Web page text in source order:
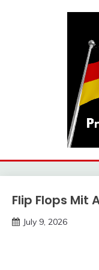
Trends
Flip Flops Mit
July 9, 2026